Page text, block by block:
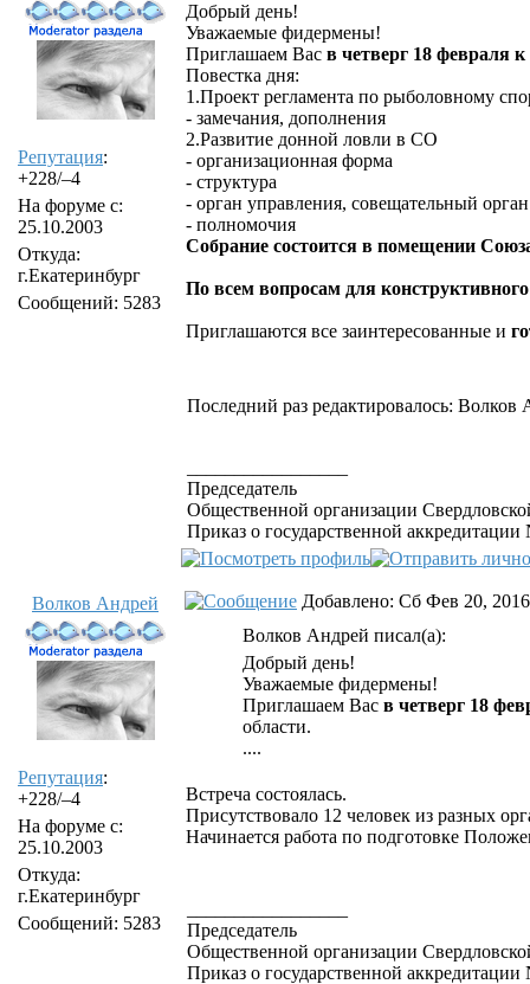
Репутация:
+228/–4
На форуме с:
25.10.2003
Откуда:
г.Екатеринбург
Сообщений: 5283
Добрый день!
Уважаемые фидермены!
Приглашаем Вас в четверг 18 февраля к
Повестка дня:
1.Проект регламента по рыболовному
- замечания, дополнения
2.Развитие донной ловли в СО
- организационная форма
- структура
- орган управления, совещательный
- полномочия
Собрание состоится в помещении
По всем вопросам для
Приглашаются все заинтересованные и
Последний раз редактировалось: Волков
Председатель
Общественной организации
Приказ о государственной
Волков Андрей
Репутация:
+228/–4
На форуме с:
25.10.2003
Откуда:
г.Екатеринбург
Сообщений: 5283
Добавлено: Сб Фев 20,
Волков Андрей писал(а):
Добрый день!
Уважаемые фидермены!
Приглашаем Васв четверг 18
области.
....
Встреча состоялась.
Присутствовало 12 человек из разных
Начинается работа по подготовке
Председатель
Общественной организации
Приказ о государственной